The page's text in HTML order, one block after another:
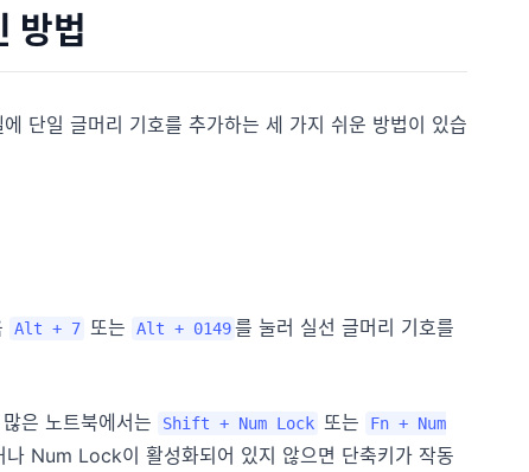
방법
단일 글머리 기호를 추가하는 세 가지 쉬운 방법이 있습
Alt + 7 또는 Alt + 0149 를 눌러 실선 글머리 기호를
은 노트북에서는 Shift + Num Lock 또는
Fn + Num
Num Lock이 활성화되어 있지 않으면 단축키가 작동